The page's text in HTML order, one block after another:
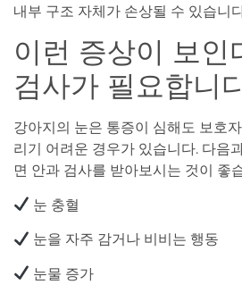
내부 구조 자체가 손상될 수 있습니
이런 증상이 보인
검사가 필요합니
강아지의 눈은 통증이 심해도 보호
리기 어려운 경우가 있습니다. 다음
면 안과 검사를 받아보시는 것이 좋
눈 충혈
눈을 자주 감거나 비비는 행동
눈물 증가